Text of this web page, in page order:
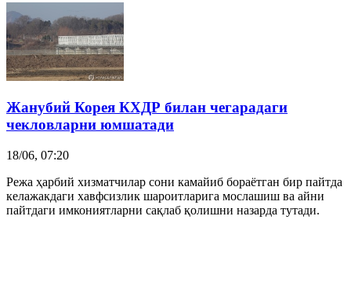
Жанубий Корея КХДР билан чегарадаги
чекловларни юмшатади
18/06, 07:20
Режа ҳарбий хизматчилар сони камайиб бораётган бир пайтда
келажакдаги хавфсизлик шароитларига мослашиш ва айни
пайтдаги имкониятларни сақлаб қолишни назарда тутади.